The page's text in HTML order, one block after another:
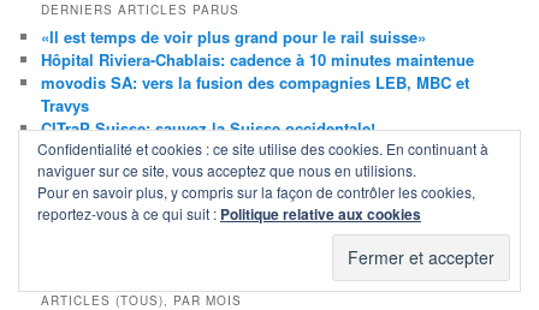
DERNIERS ARTICLES PARUS
«Il est temps de voir plus grand pour le rail suisse»
Hôpital Riviera-Chablais: cadence à 10 minutes maintenue
movodis SA: vers la fusion des compagnies LEB, MBC et
Travys
CITraP Suisse: sauvez la Suisse occidentale!
Ombre et lumière du Message 2027 du Conseil fédéral
Ligne nouvelle Genève–Lausanne: tracé du tunnel Perroy–
Morges dévoilé
TGV: nouvelle liaison Bâle–Strasbourg–Bruxelles dès 2027
Projet d’horaire 2027: prise de position de la citrap-vaud
ARTICLES (TOUS), PAR MOIS
Confidentialité et cookies : ce site utilise des cookies. En continuant à
naviguer sur ce site, vous acceptez que nous en utilisions.
Pour en savoir plus, y compris sur la façon de contrôler les cookies,
reportez-vous à ce qui suit : Politique relative aux cookies